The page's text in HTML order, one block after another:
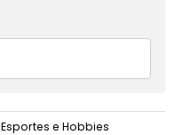
Esportes e Hobbies